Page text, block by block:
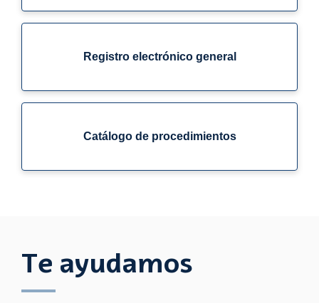
Registro electrónico general
Catálogo de procedimientos
Te ayudamos